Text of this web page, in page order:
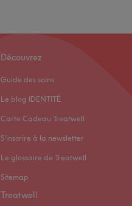
Découvrez
Guide des soins
Le blog IDENTITÉ
Carte Cadeau Treatwell
S'inscrire à la newsletter
Le glossaire de Treatwell
Sitemap
Treatwell